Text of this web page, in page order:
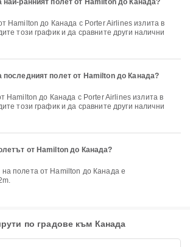
най-ранният полет от Hamilton до Канада?
този график и да сравните други налични
последният полет от Hamilton до Канада?
този график и да сравните други налични
от Hamilton до Канада?
по градове към Канада